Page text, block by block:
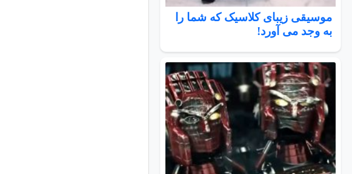
موسیقی زیبای کلاسیک که شما را
به وجد می آورد!